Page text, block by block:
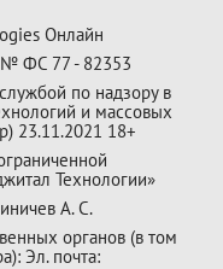
Онлайн
№ ФС 77 - 82353
по надзору в
и массовых
23.11.2021 18+
Технологии»
А. С.
органов (в том
Эл. почта: